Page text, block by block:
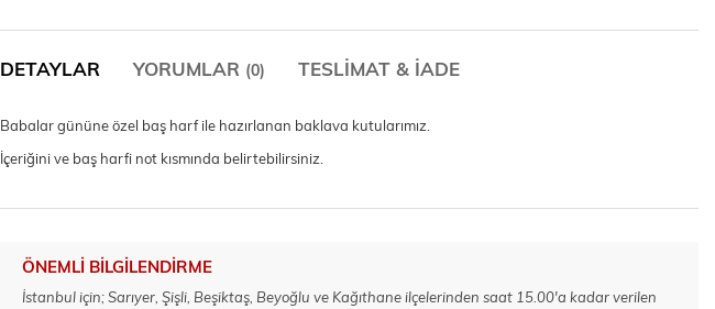
DETAYLAR YORUMLAR (0) TESLIMAT & İADE
Babalar gününe özel baş harf ile hazırlanan baklava kutularımız.
İçeriğini ve baş harfi not kısmında belirtebilirsiniz.
ÖNEMLI BILGILENDIRME
İstanbul için; Sarıyer, Şişli, Beşiktaş, Beyoğlu ve Kağıthane ilçelerinden saat 15.00'a kadar verilen